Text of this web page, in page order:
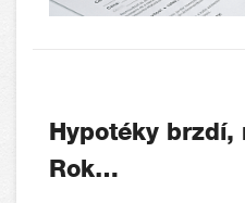
Hypotéky brzdí,
Rok…